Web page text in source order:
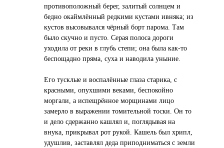
противоположный берег, залитый солнцем и
бедно окаймлённый редкими кустами ивняка; из
кустов высовывался чёрный борт парома. Там
было скучно и пусто. Серая полоса дороги
уходила от реки в глубь степи; она была как-то
беспощадно пряма, суха и наводила уныние.
Его тусклые и воспалённые глаза старика, с
красными, опухшими веками, беспокойно
моргали, а испещрённое морщинами лицо
замерло в выражении томительной тоски. Он то
и дело сдержанно кашлял и, поглядывая на
внука, прикрывал рот рукой. Кашель был хрипл,
удушлив, заставлял деда приподниматься с земли